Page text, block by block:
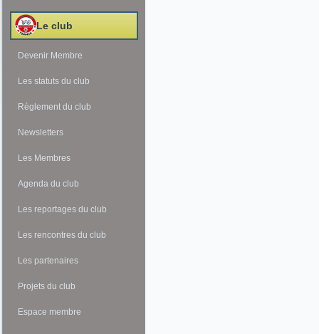
Le club
Devenir Membre
Les statuts du club
Règlement du club
Newsletters
Les Membres
Agenda du club
Les reportages du club
Les rencontres du club
Les partenaires
Projets du club
Espace membre